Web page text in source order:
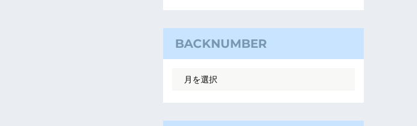
BACKNUMBER